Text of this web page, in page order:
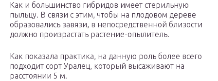
Как и большинство гибридов имеет стерильную
пыльцу. В связи с этим, чтобы на плодовом дереве
образовались завязи, в непосредственной близости
должно произрастать растение-опылитель.
Как показала практика, на данную роль более всего
подходит сорт Уралец, который высаживают на
расстоянии 5 м.